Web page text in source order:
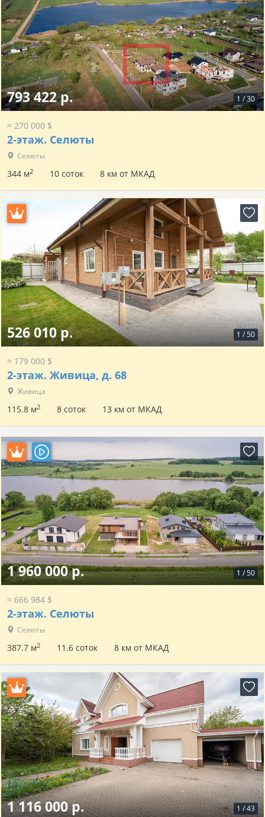
1 /30
793 422 р.
≈ 270 000 $
2-этаж. Селюты
Селюты
344 м2 10 соток 8 км от МКАД
1 /50
526 010 р.
≈ 179 000 $
2-этаж. Живица, д. 68
Живица
115.8 м2 8 соток 13 км от МКАД
1 /50
1 960 000 р.
≈ 666 984 $
2-этаж. Селюты
Селюты
387.7 м2 11.6 соток 8 км от МКАД
1 /43
1 116 000 р.